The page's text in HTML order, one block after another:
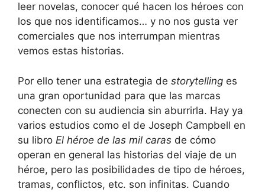
leer novelas, conocer qué hacen los héroes con
los que nos identificamos… y no nos gusta ver
comerciales que nos interrumpan mientras
vemos estas historias.
Por ello tener una estrategia de storytelling es
una gran oportunidad para que las marcas
conecten con su audiencia sin aburrirla. Hay ya
varios estudios como el de Joseph Campbell en
su libro El héroe de las mil caras de cómo
operan en general las historias del viaje de un
héroe, pero las posibilidades de tipo de héroes,
tramas, conflictos, etc. son infinitas. Cuando